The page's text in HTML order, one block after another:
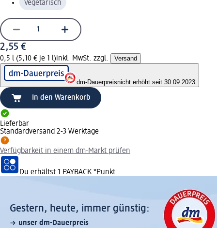
Vegetarisch
2,55 €
0,5 l (5,10 € je 1 l)inkl. MwSt. zzgl. Versand
dm-Dauerpreisnicht erhöht seit 30.09.2023
In den Warenkorb
Lieferbar
Standardversand 2-3 Werktage
Verfügbarkeit in einem dm-Markt prüfen
Du erhältst 1 PAYBACK °Punkt
Gestern, heute, immer günstig:
unser dm-Dauerpreis